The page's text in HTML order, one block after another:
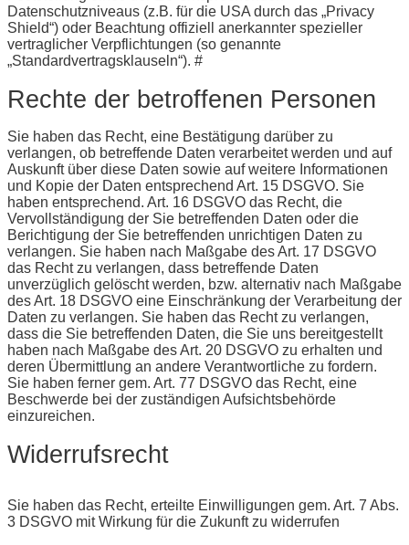
Datenschutzniveaus (z.B. für die USA durch das „Privacy
Shield“) oder Beachtung offiziell anerkannter spezieller
vertraglicher Verpflichtungen (so genannte
„Standardvertragsklauseln“). #
Rechte der betroffenen Personen
Sie haben das Recht, eine Bestätigung darüber zu
verlangen, ob betreffende Daten verarbeitet werden und auf
Auskunft über diese Daten sowie auf weitere Informationen
und Kopie der Daten entsprechend Art. 15 DSGVO. Sie
haben entsprechend. Art. 16 DSGVO das Recht, die
Vervollständigung der Sie betreffenden Daten oder die
Berichtigung der Sie betreffenden unrichtigen Daten zu
verlangen. Sie haben nach Maßgabe des Art. 17 DSGVO
das Recht zu verlangen, dass betreffende Daten
unverzüglich gelöscht werden, bzw. alternativ nach Maßgabe
des Art. 18 DSGVO eine Einschränkung der Verarbeitung der
Daten zu verlangen. Sie haben das Recht zu verlangen,
dass die Sie betreffenden Daten, die Sie uns bereitgestellt
haben nach Maßgabe des Art. 20 DSGVO zu erhalten und
deren Übermittlung an andere Verantwortliche zu fordern.
Sie haben ferner gem. Art. 77 DSGVO das Recht, eine
Beschwerde bei der zuständigen Aufsichtsbehörde
einzureichen.
Widerrufsrecht
Sie haben das Recht, erteilte Einwilligungen gem. Art. 7 Abs.
3 DSGVO mit Wirkung für die Zukunft zu widerrufen